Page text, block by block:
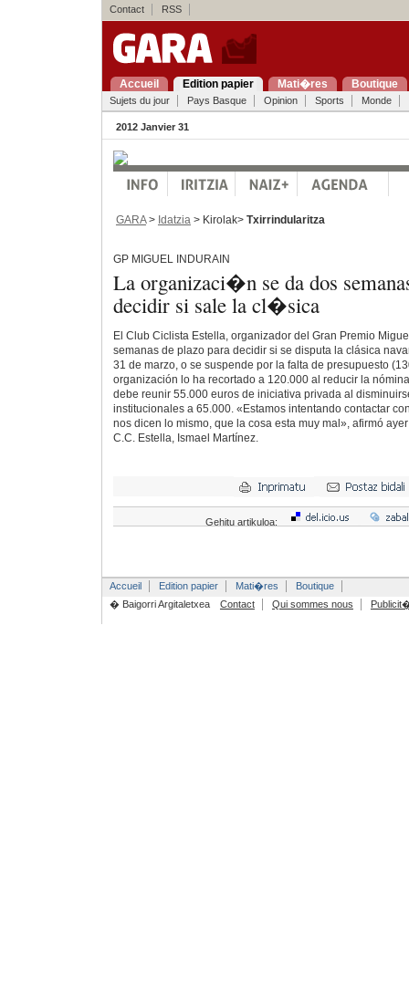
Contact RSS
Accueil Edition papier Mati�res Boutique
Sujets du jour Pays Basque Opinion Sports Monde
2012 Janvier 31
GARA> Idatzia > Kirolak> Txirrindularitza
GP MIGUEL INDURAIN
La organizaci�n se da dos
decidir si sale la cl�sica
El Club Ciclista Estella, organizador del Gran Premio
semanas de plazo para decidir si se disputa la clásica
31 de marzo, o se suspende por la falta de presupuesto
organización lo ha recortado a 120.000 al reducir la
debe reunir 55.000 euros de iniciativa privada al
institucionales a 65.000. «Estamos intentando contactar
nos dicen lo mismo, que la cosa esta muy mal», afirmó
C.C. Estella, Ismael Martínez.
Gehitu artikuloa:
Accueil Edition papier Mati�res
Boutique
� Baigorri Argitaletxea
Contact Qui sommes nous